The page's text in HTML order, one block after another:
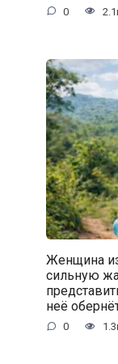
0
Женщина
сильную
неё
0